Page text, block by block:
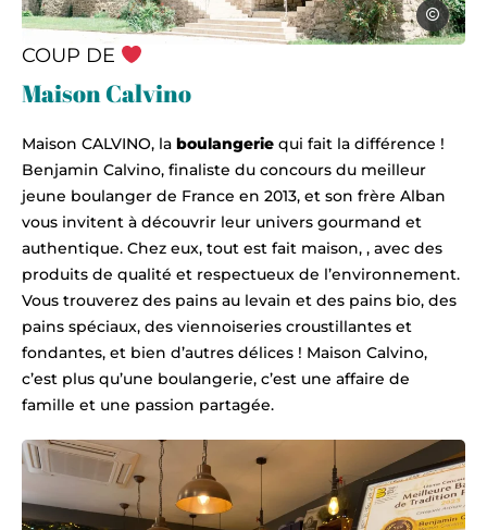
Sylvia
COUP DE
Maison Calvino
Maison CALVINO, la boulangerie qui fait la différence !
Benjamin Calvino, finaliste du concours du meilleur
jeune boulanger de France en 2013, et son frère Alban
vous invitent à découvrir leur univers gourmand et
authentique. Chez eux, tout est fait maison, , avec des
produits de qualité et respectueux de l’environnement.
Vous trouverez des pains au levain et des pains bio, des
pains spéciaux, des viennoiseries croustillantes et
fondantes, et bien d’autres délices ! Maison Calvino,
c’est plus qu’une boulangerie, c’est une affaire de
famille et une passion partagée.